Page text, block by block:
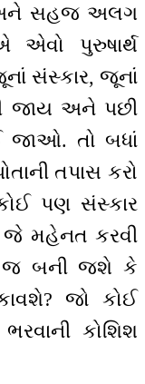
અને સહજ અલગ
પુરુષાર્થ
સંસ્કાર, જૂનાં
જાય અને પછી
જાઓ. તો બધાં
તપાસ કરો
પણ સંસ્કાર
જે મહેનત કરવી
જ બની જશે કે
જો કોઈ
કોશિશ